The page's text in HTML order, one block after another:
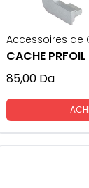
Accessoires de
85,00 Da